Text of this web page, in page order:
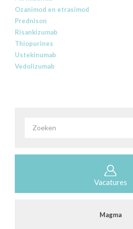
Ozanimod en etrasimod
Prednison
Risankizumab
Thiopurines
Ustekinumab
Vedolizumab
Vacatures
Magma